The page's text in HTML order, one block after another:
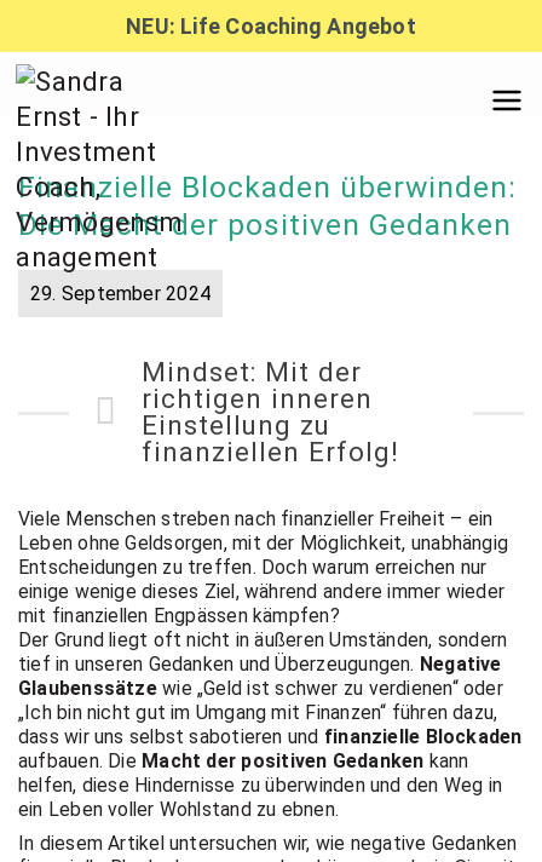
Inhalt
springen
NEU: Life Coaching Angebot
Ernst –
Finanzber
atung,
Investmen
t Coach,
Anlageber
atung
Finanzielle Blockaden überwinden:
Die Macht der positiven Gedanken
29. September 2024
Mindset: Mit der
richtigen inneren
Einstellung zu
finanziellen Erfolg!
Viele Menschen streben nach finanzieller Freiheit – ein
Leben ohne Geldsorgen, mit der Möglichkeit, unabhängig
Entscheidungen zu treffen. Doch warum erreichen nur
einige wenige dieses Ziel, während andere immer wieder
mit finanziellen Engpässen kämpfen?
Der Grund liegt oft nicht in äußeren Umständen, sondern
tief in unseren Gedanken und Überzeugungen. Negative
Glaubenssätzewie „Geld ist schwer zu verdienen“ oder
„Ich bin nicht gut im Umgang mit Finanzen“ führen dazu,
dass wir uns selbst sabotieren und finanzielle Blockaden
aufbauen. Die Macht der positiven Gedanken kann
helfen, diese Hindernisse zu überwinden und den Weg in
ein Leben voller Wohlstand zu ebnen.
In diesem Artikel untersuchen wir, wie negative Gedanken